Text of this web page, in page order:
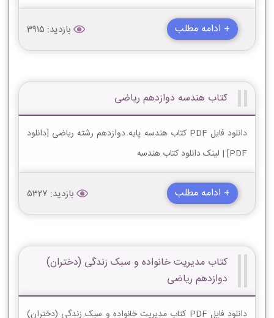
+ ادامه مطلب بازدید: 3915
کتاب هندسه دوازدهم ریاضی
دانلود فایل PDF کتاب هندسه پایه دوازدهم رشته ریاضی [دانلود
PDF] | لینک دانلود کتاب هندسه
+ ادامه مطلب بازدید: 5327
کتاب مدیریت خانواده و سبک زندگی (دختران)
دوازدهم ریاضی
دانلود فایل PDF کتاب مدیریت خانواده و سبک زندگی (دختران)